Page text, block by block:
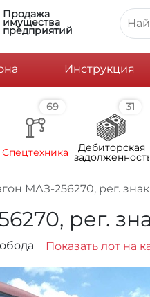
Продажа
имущества
предприятий
Инструкция
69
Спецтехника
31
Дебиторская
МАЗ-256270, рег. знак
рег.
Показать лот на